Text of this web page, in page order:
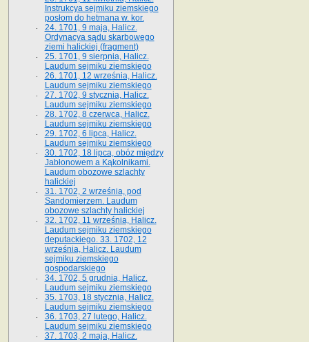
Instrukcya sejmiku ziemskiego
posłom do hetmana w. kor.
24. 1701, 9 maja, Halicz.
Ordynacya sądu skarbowego
ziemi halickiej (fragment)
25. 1701, 9 sierpnia, Halicz.
Laudum sejmiku ziemskiego
26. 1701, 12 września, Halicz.
Laudum sejmiku ziemskiego
27. 1702, 9 stycznia, Halicz.
Laudum sejmiku ziemskiego
28. 1702, 8 czerwca, Halicz.
Laudum sejmiku ziemskiego
29. 1702, 6 lipca, Halicz.
Laudum sejmiku ziemskiego
30. 1702, 18 lipca, obóz między
Jabłonowem a Kąkolnikami.
Laudum obozowe szlachty
halickiej
31. 1702, 2 września, pod
Sandomierzem. Laudum
obozowe szlachty halickiej
32. 1702, 11 września, Halicz.
Laudum sejmiku ziemskiego
deputackiego. 33. 1702, 12
września, Halicz. Laudum
sejmiku ziemskiego
gospodarskiego
34. 1702, 5 grudnia, Halicz.
Laudum sejmiku ziemskiego
35. 1703, 18 stycznia, Halicz.
Laudum sejmiku ziemskiego
36. 1703, 27 lutego, Halicz.
Laudum sejmiku ziemskiego
37. 1703, 2 maja, Halicz.